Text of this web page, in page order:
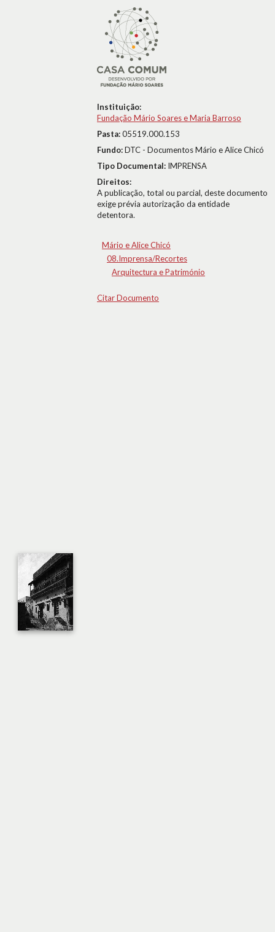
Instituição:
Fundação Mário Soares e Maria Barroso
Pasta:05519.000.153
Fundo:DTC - Documentos Mário e Alice Chicó
Tipo Documental: IMPRENSA
Direitos:
A publicação, total ou parcial, deste documento
exige prévia autorização da entidade
detentora.
Mário e Alice Chicó
08.Imprensa/Recortes
Arquitectura e Património
Citar Documento